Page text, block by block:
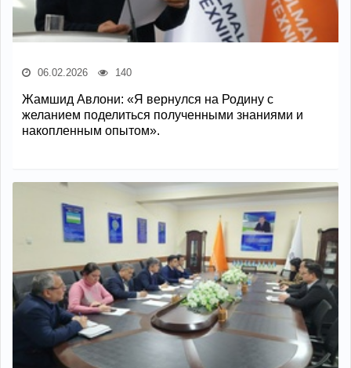
06.02.2026 140
Жамшид Авлони: «Я вернулся на Родину с
желанием поделиться полученными знаниями и
накопленным опытом».